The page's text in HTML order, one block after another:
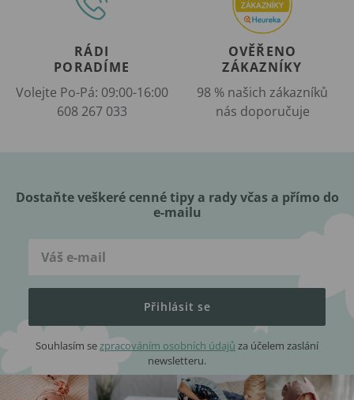
RÁDI
PORADÍME
Volejte Po-Pá: 09:00-16:00
608 267 033
OVĚŘENO
ZÁKAZNÍKY
98 % našich zákazníků
nás doporučuje
Dostaňte veškeré cenné tipy a rady včas a přímo do
e-mailu
Přihlásit se
Souhlasím sezpracováním osobních údajů za účelem zaslání
newsletteru.